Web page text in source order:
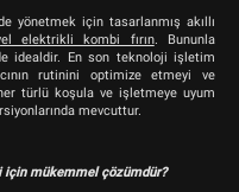
yönetmek için tasarlanmış akıllı
elektrikli kombi fırın. Bununla
idealdir. En son teknoloji işletim
rutinini optimize etmeyi ve
türlü koşula ve işletmeye uyum
mevcuttur.
için mükemmel çözümdür?